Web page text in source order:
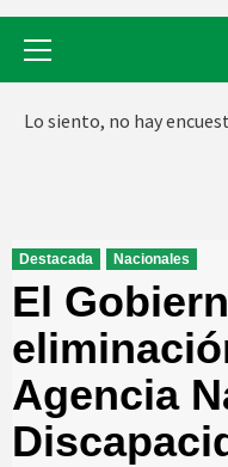
Lo siento, no hay
Destacada Nacionales
El
Agencia